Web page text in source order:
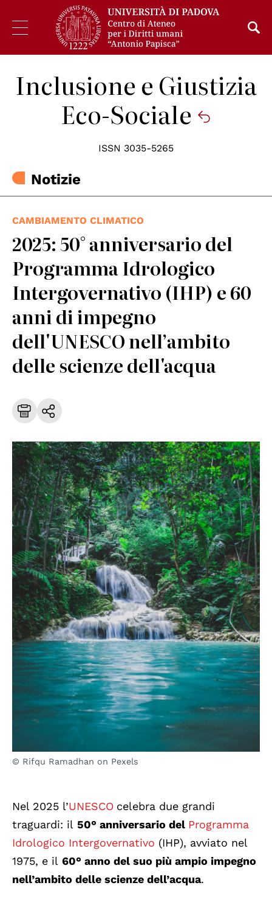
Inclusione e Giustizia
Eco-Sociale
ISSN 3035-5265
Notizie
CAMBIAMENTO CLIMATICO
2025: 50° anniversario del
Programma Idrologico
Intergovernativo (IHP) e 60
anni di impegno
dell'UNESCO nell’ambito
delle scienze dell'acqua
© Rifqu Ramadhan on Pexels
Nel 2025 l’UNESCO celebra due grandi
traguardi: il 50° anniversario del Programma
Idrologico Intergovernativo (IHP), avviato nel
1975, e il 60° anno del suo più ampio impegno
nell’ambito delle scienze dell’acqua.